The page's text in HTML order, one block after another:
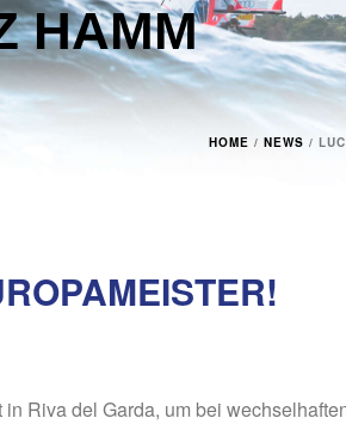
HAMM
HOME / NEWS /
Riva del Garda, um bei